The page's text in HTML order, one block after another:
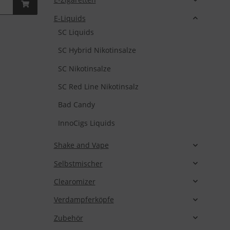
E-Liquids
SC Liquids
SC Hybrid Nikotinsalze
SC Nikotinsalze
SC Red Line Nikotinsalz
Bad Candy
InnoCigs Liquids
Shake and Vape
Selbstmischer
Clearomizer
Verdampferköpfe
Zubehör